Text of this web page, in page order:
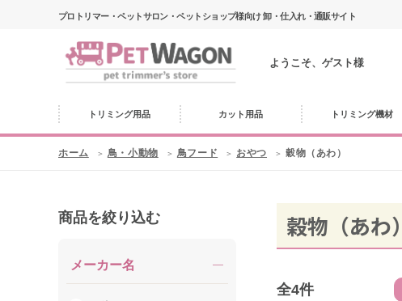
プロトリマー・ペットサロン・ペットショップ様向け 卸・仕入れ・通販サイト
ようこそ、ゲスト様
トリミング用品 カット用品 トリミング機材
ホーム 鳥・小動物 鳥フード おやつ 穀物（あわ）
商品を絞り込む
メーカー名
穀物（あわ）
全4件